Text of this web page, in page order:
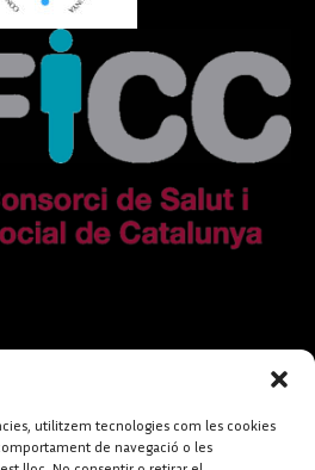
utilitzem tecnologies com les cookies
de navegació o les